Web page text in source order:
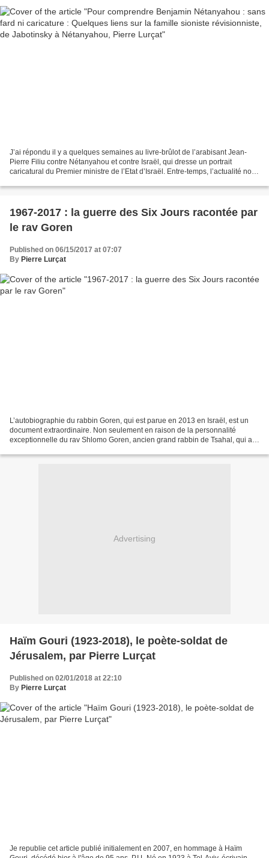
J’ai répondu il y a quelques semaines au livre-brûlot de l’arabisant Jean-
Pierre Filiu contre Nétanyahou et contre Israël, qui dresse un portrait
caricatural du Premier ministre de l’Etat d’Israël. Entre-temps, l’actualité nous
1967-2017 : la guerre des Six Jours racontée par
le rav Goren
Published on 06/15/2017 at 07:07
By Pierre Lurçat
L’autobiographie du rabbin Goren, qui est parue en 2013 en Israël, est un
document extraordinaire. Non seulement en raison de la personnalité
exceptionnelle du rav Shlomo Goren, ancien grand rabbin de Tsahal, qui a
Advertising
Haïm Gouri (1923-2018), le poète-soldat de
Jérusalem, par Pierre Lurçat
Published on 02/01/2018 at 22:10
By Pierre Lurçat
Je republie cet article publié initialement en 2007, en hommage à Haïm